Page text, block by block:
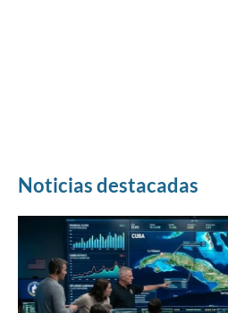
Noticias destacadas